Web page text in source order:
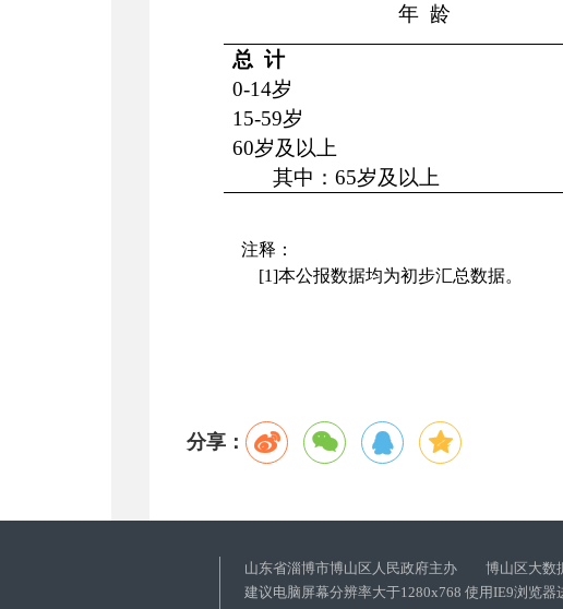
年 龄
总 计
0-14岁
15-59岁
60岁及以上
其中：65岁及以上
注释：
[1]本公报数据均为初步汇总数据。
分享：
山东省淄博市博山区人民政府主办 博山区大数
建议电脑屏幕分辨率大于1280x768 使用IE9浏览器